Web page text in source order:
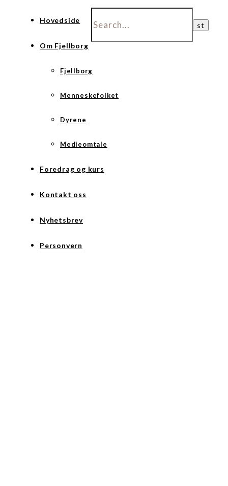
Hovedside
Om Fjellborg
Fjellborg
Menneskefolket
Dyrene
Medieomtale
Foredrag og kurs
Kontakt oss
Nyhetsbrev
Personvern